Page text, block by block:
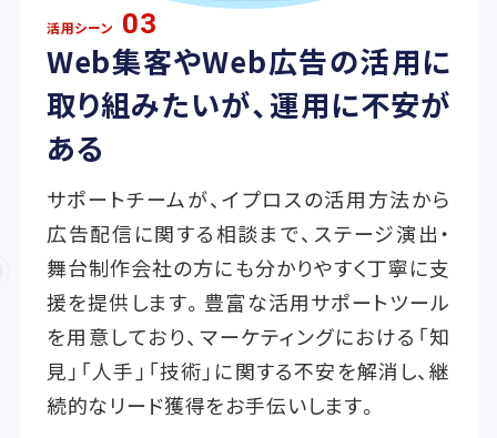
活用シーン 03
Web集客やWeb広告の活用に
取り組みたいが、運用に不安が
ある
サポートチームが、イプロスの活用方法から
広告配信に関する相談まで、ステージ演出・
舞台制作会社の方にも分かりやすく丁寧に支
援を提供します。豊富な活用サポートツール
を用意しており、マーケティングにおける「知
見」「人手」「技術」に関する不安を解消し、継
続的なリード獲得をお手伝いします。